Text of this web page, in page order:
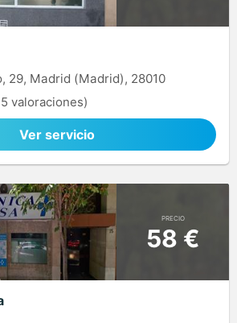
29, Madrid (Madrid), 28010
valoraciones)
Ver servicio
PRECIO
58 €